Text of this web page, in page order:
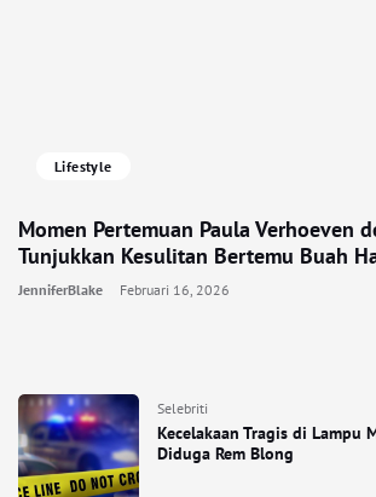
Selebriti
Kecelakaan Tragis di Lampu
Diduga Rem Blong
Lifestyle
Momen Pertemuan Paula Verhoeven
Tunjukkan Kesulitan Bertemu Buah
JenniferBlake Februari 16, 2026